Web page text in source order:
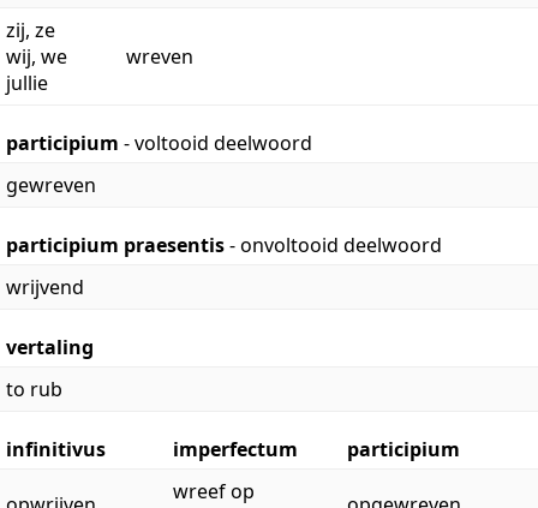
zij, ze
wij, we
jullie
wreven
participium - voltooid deelwoord
gewreven
participium praesentis- onvoltooid deelwoord
wrijvend
vertaling
to rub
infinitivus imperfectum participium
wreef op